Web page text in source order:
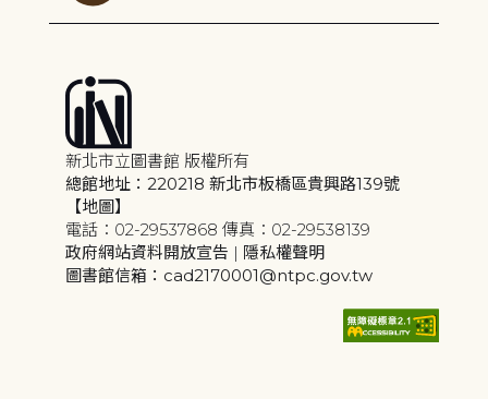
新北市立圖書館 版權所有
總館地址：220218 新北市板橋區貴興路139號
【地圖】
電話：02-29537868 傳真：02-29538139
政府網站資料開放宣告 | 隱私權聲明
圖書館信箱：cad2170001@ntpc.gov.tw